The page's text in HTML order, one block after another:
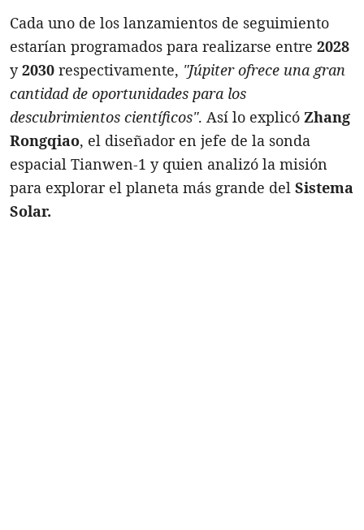
Cada uno de los lanzamientos de seguimiento
estarían programados para realizarse entre 2028
y2030 respectivamente, "Júpiter ofrece una gran
cantidad de oportunidades para los
descubrimientos científicos". Así lo explicó Zhang
Rongqiao, el diseñador en jefe de la sonda
espacial Tianwen-1 y quien analizó la misión
para explorar el planeta más grande del Sistema
Solar.